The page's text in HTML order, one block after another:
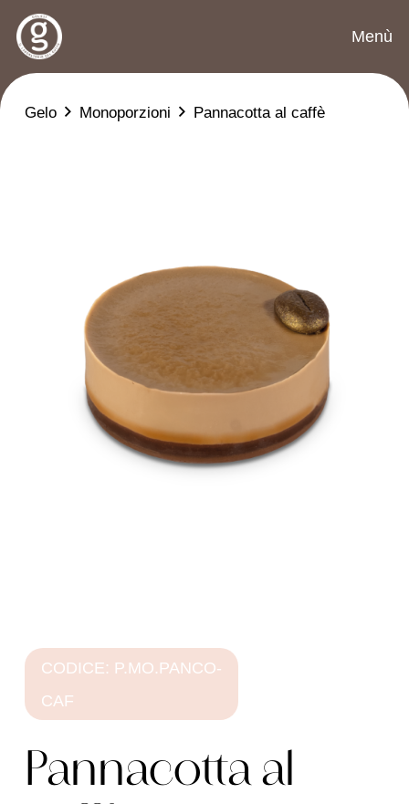
Menù
Gelo Monoporzioni Pannacotta al caffè
CODICE: P.MO.PANCO-
CAF
Pannacotta al